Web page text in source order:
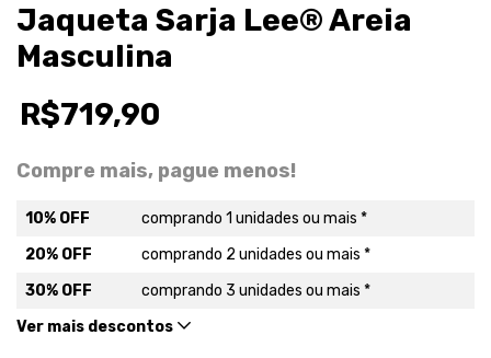
Jaqueta Sarja Lee® Areia
Masculina
R$719,90
Compre mais, pague menos!
10% OFF
comprando 1 unidades ou mais *
20% OFF
comprando 2 unidades ou mais *
30% OFF
comprando 3 unidades ou mais *
Ver mais descontos